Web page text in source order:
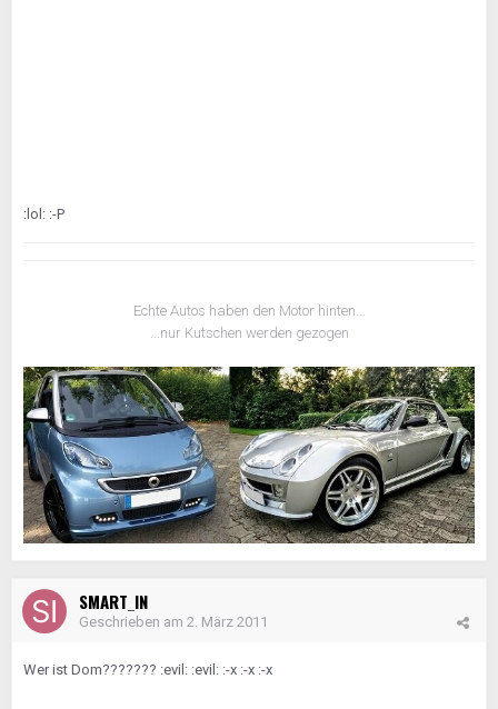
:lol: :-P
Echte Autos haben den Motor hinten...
...nur Kutschen werden gezogen
SMART_IN
Geschrieben am 2. März 2011
Wer ist Dom??????? :evil: :evil: :-x :-x :-x